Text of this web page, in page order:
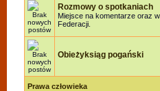
Rozmowy o spotkaniach
Miejsce na komentarze oraz
Federacji.
Obieżyksiąg pogański
Prawa człowieka